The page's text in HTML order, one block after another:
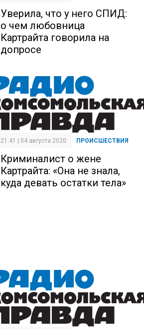
Уверила, что у него СПИД:
о чем любовница
Картрайта говорила на
допросе
21:41 | 04 августа 2020 ПРОИСШЕСТВИЯ
Криминалист о жене
Картрайта: «Она не знала,
куда девать остатки тела»